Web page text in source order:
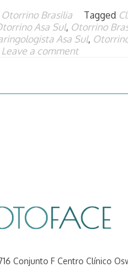
Otorrino Brasilia Tagged
Asa Sul, Otorrino
Asa Sul,
Leave a comment
Conjunto F Centro Clínico